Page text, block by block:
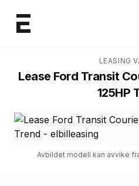
LEASING
Lease Ford Transit
125HP
Avbildet modell kan avvike